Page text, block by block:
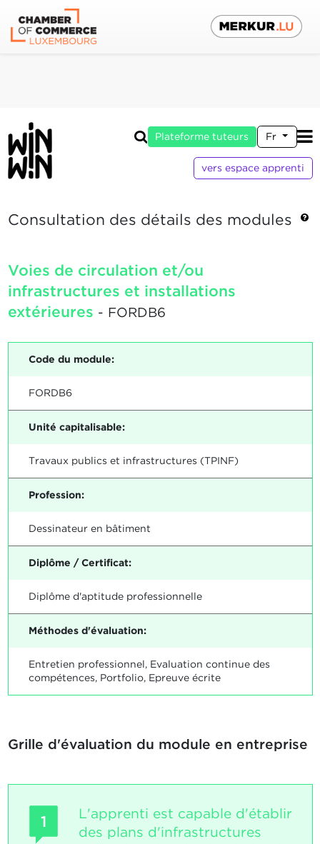
Plateforme tuteurs Fr
vers espace apprenti
Consultation des détails des modules
Voies de circulation et/ou
infrastructures et installations
extérieures - FORDB6
Code du module:
FORDB6
Unité capitalisable:
Travaux publics et infrastructures (TPINF)
Profession:
Dessinateur en bâtiment
Diplôme / Certificat:
Diplôme d'aptitude professionnelle
Méthodes d'évaluation:
Entretien professionnel, Evaluation continue des
compétences, Portfolio, Epreuve écrite
Grille d'évaluation du module en entreprise
1
L'apprenti est capable d'établir
des plans d'infrastructures